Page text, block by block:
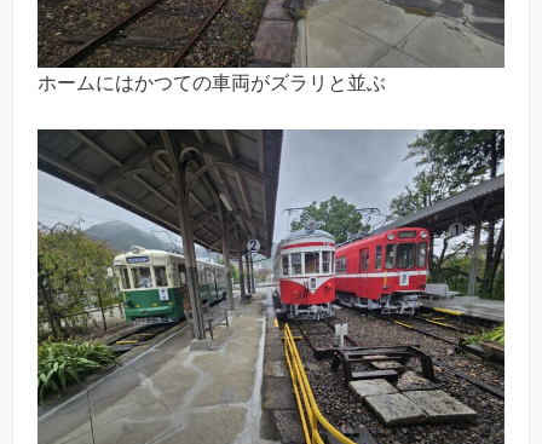
ホームにはかつての車両がズラリと並ぶ